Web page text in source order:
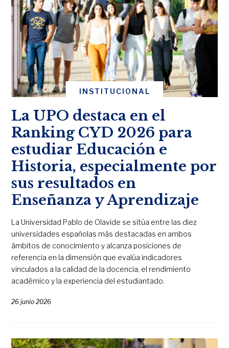
INSTITUCIONAL
La UPO destaca en el
Ranking CYD 2026 para
estudiar Educación e
Historia, especialmente por
sus resultados en
Enseñanza y Aprendizaje
La Universidad Pablo de Olavide se sitúa entre las diez
universidades españolas más destacadas en ambos
ámbitos de conocimiento y alcanza posiciones de
referencia en la dimensión que evalúa indicadores
vinculados a la calidad de la docencia, el rendimiento
académico y la experiencia del estudiantado.
26 junio 2026